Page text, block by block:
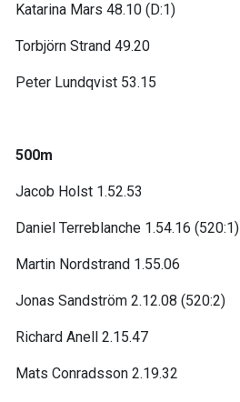
Katarina Mars 48.10 (D:1)
Torbjörn Strand 49.20
Peter Lundqvist 53.15
500m
Jacob Holst 1.52.53
Daniel Terreblanche 1.54.16 (520:1)
Martin Nordstrand 1.55.06
Jonas Sandström 2.12.08 (520:2)
Richard Anell 2.15.47
Mats Conradsson 2.19.32